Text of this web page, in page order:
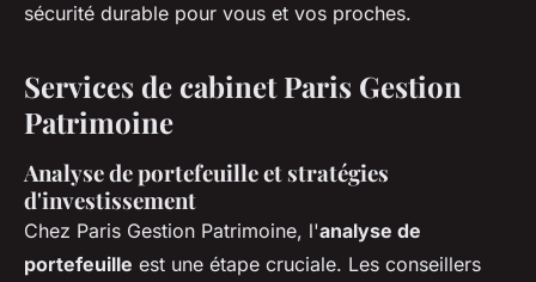
sécurité durable pour vous et vos proches.
Services de cabinet Paris Gestion
Patrimoine
Analyse de portefeuille et stratégies
d'investissement
Chez Paris Gestion Patrimoine, l'analyse de
portefeuille est une étape cruciale. Les conseillers